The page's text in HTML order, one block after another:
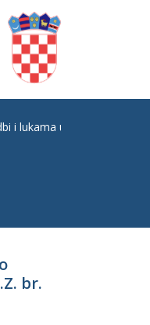
lukama unutarnjih
br.